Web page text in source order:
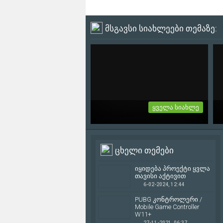
მსგავსი სიახლეები თემაზე:
ყველა სიახლე
თავისი აქტივით
იყიდება პროექტი ყვლა თავისი
აქტივით: Web Page: Mobilegames.ge
Facebook:...
ცხელი თემები
იყიდება პროექტი ყვლა
თავისი აქტივით
6-02-2024, 12:44
PUBG კონტროლერი /
Mobile Game Controller
W11+